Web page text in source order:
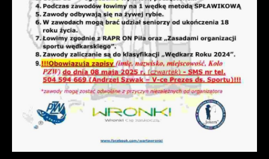
podmiotów trzecich lub firm będących
naszymi partnerami oraz innych
dostawców usług. Firmy te działają w
charakterze pośredników prezentujących
nasze treści w postaci wiadomości, ofert,
komunikatów mediów społecznościowych.